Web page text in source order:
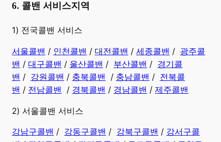
6. 콜밴 서비스지역
​1) 전국콜밴 서비스
서울콜밴 / 인천콜밴 / 대전콜밴 / 세종콜밴 / 광주콜
밴 / 대구콜밴 / 울산콜밴 / 부산콜밴 / 경기콜
밴 / 강원콜밴 / 충북콜밴 / 충남콜밴 / 전북콜
밴 / 전남콜밴 / 경북콜밴 / 경남콜밴 ​ / 제주콜밴
2) 서울콜밴 서비스
강남구콜밴 / 강동구콜밴 / 강북구콜밴 / 강서구콜